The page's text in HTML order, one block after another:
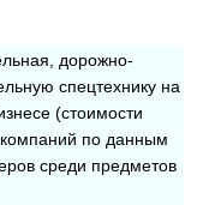
дорожно-
спецтехнику на
(стоимости
по данным
среди предметов